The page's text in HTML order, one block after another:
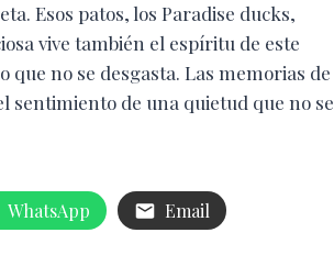
Esos patos, los Paradise ducks,
vive también el espíritu de este
que no se desgasta. Las memorias de
sentimiento de una quietud que no se
WhatsApp Email